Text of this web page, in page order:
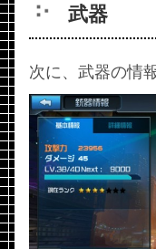
武器
次に、武器の情